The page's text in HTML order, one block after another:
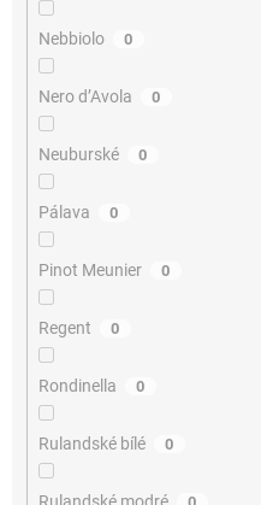
Nebbiolo 0
Nero d’Avola 0
Neuburské 0
Pálava 0
Pinot Meunier 0
Regent 0
Rondinella 0
Rulandské bílé 0
Rulandské modré